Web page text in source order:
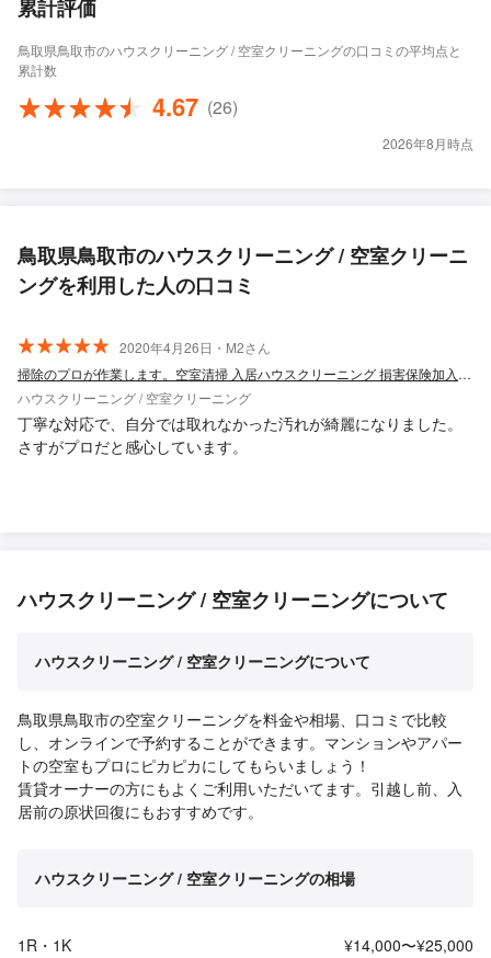
累計評価
鳥取県鳥取市のハウスクリーニング / 空室クリーニングの口コミの平均点と
累計数
4.67 (26)
2026年8月時点
鳥取県鳥取市のハウスクリーニング / 空室クリーニ
ングを利用した人の口コミ
2020年4月26日・M2さん
掃除のプロが作業します。空室清掃 入居ハウスクリーニング 損害保険加入済み
ハウスクリーニング / 空室クリーニング
丁寧な対応で、自分では取れなかった汚れが綺麗になりました。
さすがプロだと感心しています。
ハウスクリーニング / 空室クリーニングについて
ハウスクリーニング / 空室クリーニングについて
鳥取県鳥取市の空室クリーニングを料金や相場、口コミで比較
し、オンラインで予約することができます。マンションやアパー
トの空室もプロにピカピカにしてもらいましょう！
賃貸オーナーの方にもよくご利用いただいてます。引越し前、入
居前の原状回復にもおすすめです。
ハウスクリーニング / 空室クリーニングの相場
1R・1K
¥14,000〜¥25,000